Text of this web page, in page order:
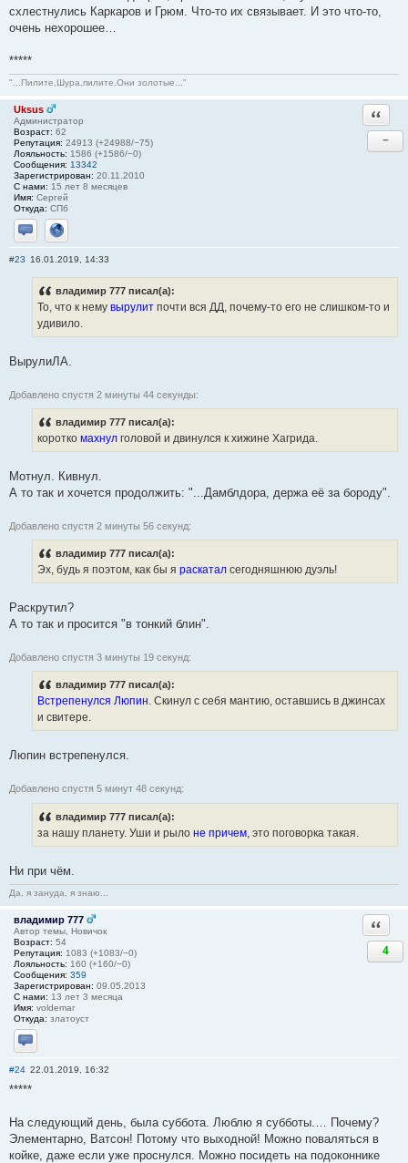
схлестнулись Каркаров и Грюм. Что-то их связывает. И это что-то,
очень нехорошее…
*****
"...Пилите,Шура,пилите.Они золотые..."
Uksus
Администратор
Возраст: 62
Репутация: 24913 (+24988/−75)
Лояльность: 1586 (+1586/−0)
Сообщения: 13342
Зарегистрирован: 20.11.2010
С нами: 15 лет 8 месяцев
Имя: Сергей
Откуда: СПб
Отправить личное сообщение
Сайт
−
#23 16.01.2019, 14:33
владимир 777 писал(а):
То, что к нему вырулит почти вся ДД, почему-то его не слишком-то и
удивило.
ВырулиЛА.
Добавлено спустя 2 минуты 44 секунды:
владимир 777 писал(а):
коротко махнул головой и двинулся к хижине Хагрида.
Мотнул. Кивнул.
А то так и хочется продолжить: "...Дамблдора, держа её за бороду".
Добавлено спустя 2 минуты 56 секунд:
владимир 777 писал(а):
Эх, будь я поэтом, как бы я раскатал сегодняшнюю дуэль!
Раскрутил?
А то так и просится "в тонкий блин".
Добавлено спустя 3 минуты 19 секунд:
владимир 777 писал(а):
Встрепенулся Люпин. Скинул с себя мантию, оставшись в джинсах
и свитере.
Люпин встрепенулся.
Добавлено спустя 5 минут 48 секунд:
владимир 777 писал(а):
за нашу планету. Уши и рыло не причем , это поговорка такая.
Ни при чём.
Да, я зануда, я знаю...
владимир 777
Автор темы, Новичок
Возраст: 54
Репутация: 1083 (+1083/−0)
Лояльность: 160 (+160/−0)
Сообщения: 359
Зарегистрирован: 09.05.2013
С нами: 13 лет 3 месяца
Имя: voldemar
Откуда: златоуст
Отправить личное сообщение
4
#24 22.01.2019, 16:32
*****
На следующий день, была суббота. Люблю я субботы.… Почему?
Элементарно, Ватсон! Потому что выходной! Можно поваляться в
койке, даже если уже проснулся. Можно посидеть на подоконнике